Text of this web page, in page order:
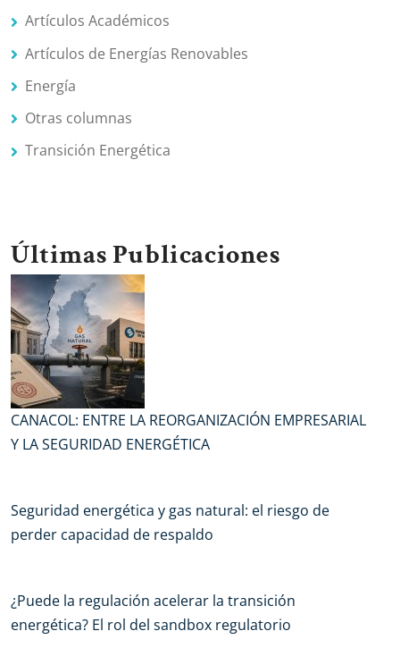
Artículos Académicos
Artículos de Energías Renovables
Energía
Otras columnas
Transición Energética
Últimas Publicaciones
CANACOL: ENTRE LA REORGANIZACIÓN EMPRESARIAL
Y LA SEGURIDAD ENERGÉTICA
Seguridad energética y gas natural: el riesgo de
perder capacidad de respaldo
¿Puede la regulación acelerar la transición
energética? El rol del sandbox regulatorio